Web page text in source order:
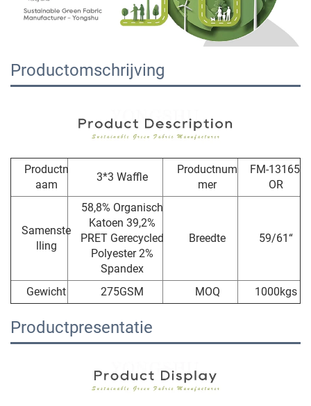
Productomschrijving
Productn
aam
3*3 Waffle
Productnum
mer
FM-13165-
OR
Samenste
lling
58,8% Organisch
Katoen 39,2%
PRET Gerecycled
Polyester 2%
Spandex
Breedte 59/61“
Gewicht 275GSM MOQ 1000kgs
Productpresentatie